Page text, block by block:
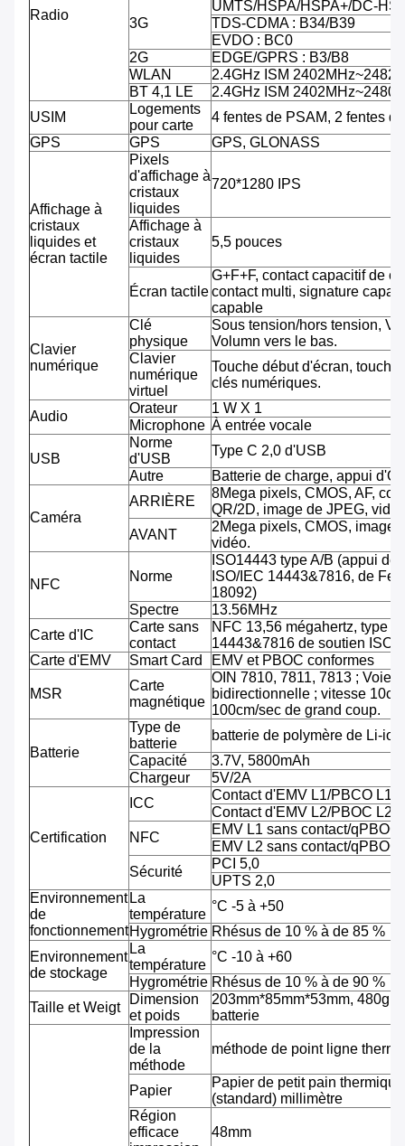
Radio
3G
UMTS/HSPA/HSPA+/DC-
TDS-CDMA : B34/B39
EVDO : BC0
2G
EDGE/GPRS : B3/B8
WLAN
2.4GHz ISM
BT 4,1 LE
2.4GHz ISM
USIM
Logements
pour carte
4 fentes de PSAM, 2 fentes
GPS
GPS GPS, GLONASS
Affichage à
cristaux
liquides et
écran tactile
Pixels
d'affichage à
cristaux
liquides
720*1280 IPS
Affichage à
cristaux
liquides
5,5 pouces
Écran tactile
G+F+F, contact capacitif de
contact multi, signature
capable
Clavier
numérique
Clé
physique
Sous tension/hors tension,
Volumn vers le bas.
Clavier
numérique
virtuel
Touche début d'écran, touche
clés numériques.
Audio
Orateur
1 W X 1
Microphone À entrée vocale
USB
Norme
d'USB
Type C 2,0 d'USB
Autre
Batterie de charge, appui
Caméra
ARRIÈRE
8Mega pixels, CMOS, AF,
QR/2D, image de JPEG,
AVANT
2Mega pixels, CMOS, image
vidéo.
NFC
Norme
ISO14443 type A/B (appui de
ISO/IEC 14443&7816, de
18092)
Spectre
13.56MHz
Carte d'IC
Carte sans
contact
NFC 13,56 mégahertz, type
14443&7816 de soutien ISO/
Carte d'EMV
Smart Card EMV et PBOC conformes
MSR
Carte
magnétique
OIN 7810, 7811, 7813 ; Voie
bidirectionnelle ; vitesse
100cm/sec de grand coup.
Batterie
Type de
batterie
batterie de polymère de Li-ion
Capacité
3.7V, 5800mAh
Chargeur
5V/2A
Certification
ICC
Contact d'EMV L1/PBCO L1
Contact d'EMV L2/PBOC L2
NFC
EMV L1 sans contact/qPBOC
EMV L2 sans contact/qPBOC
Sécurité
PCI 5,0
UPTS 2,0
Environnement
de
fonctionnement
La
température
°C -5 à +50
Hygrométrie Rhésus de 10 % à de 85 %
Environnement
de stockage
La
température
°C -10 à +60
Hygrométrie Rhésus de 10 % à de 90 %
Taille et Weigt
Dimension
et poids
203mm*85mm*53mm, 480g
batterie
Impression
de la
méthode
méthode de point ligne
Papier
Papier de petit pain
(standard) millimètre
Région
efficace
48mm